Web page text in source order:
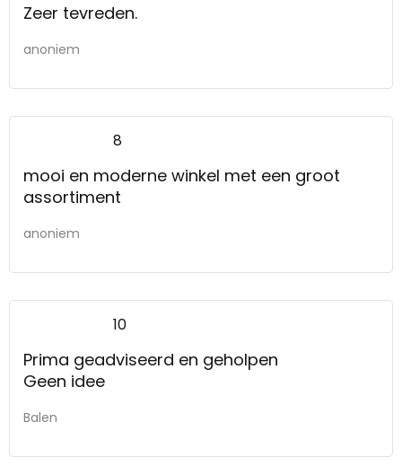
Zeer tevreden.
anoniem
8
mooi en moderne winkel met een groot
assortiment
anoniem
10
Prima geadviseerd en geholpen
Geen idee
Balen